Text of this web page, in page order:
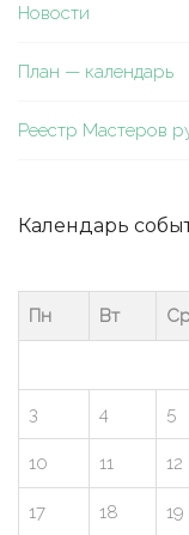
Новости
План — календарь
Реестр Мастеров
Календарь
Пн
Вт
3 4 5
10 11 12
17 18 19